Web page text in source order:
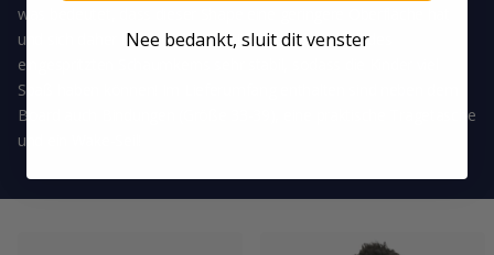
was bedeutet, dass dieser Shape eine geringere Oberfläche hat
und sich daher leicht dreht. Das Jinx-Board ist dank des
eingespritzten Schaumkerns sehr stabil, sodass die Kinder viel
Spaß haben können! Im Lieferumfang enthalten sind neben dem
Board auch Bindungen (Größe 33-39), eine praktische Tragetasche
und ein Wake-Seil!
Nee bedankt, sluit dit venster